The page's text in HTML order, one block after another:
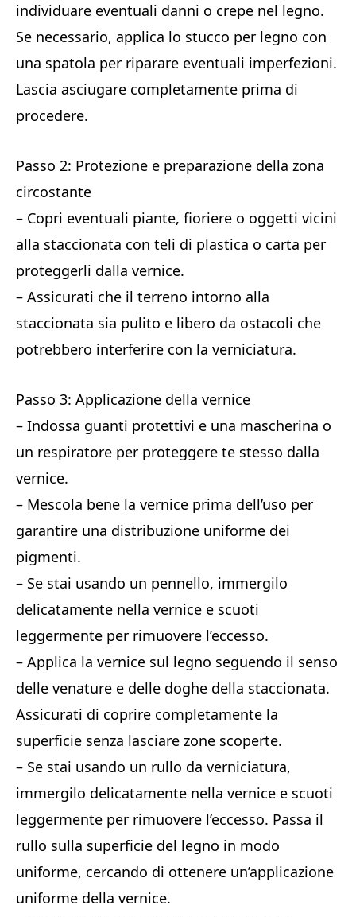
individuare eventuali danni o crepe nel legno.
Se necessario, applica lo stucco per legno con
una spatola per riparare eventuali imperfezioni.
Lascia asciugare completamente prima di
procedere.
Passo 2: Protezione e preparazione della zona
circostante
– Copri eventuali piante, fioriere o oggetti vicini
alla staccionata con teli di plastica o carta per
proteggerli dalla vernice.
– Assicurati che il terreno intorno alla
staccionata sia pulito e libero da ostacoli che
potrebbero interferire con la verniciatura.
Passo 3: Applicazione della vernice
– Indossa guanti protettivi e una mascherina o
un respiratore per proteggere te stesso dalla
vernice.
– Mescola bene la vernice prima dell’uso per
garantire una distribuzione uniforme dei
pigmenti.
– Se stai usando un pennello, immergilo
delicatamente nella vernice e scuoti
leggermente per rimuovere l’eccesso.
– Applica la vernice sul legno seguendo il senso
delle venature e delle doghe della staccionata.
Assicurati di coprire completamente la
superficie senza lasciare zone scoperte.
– Se stai usando un rullo da verniciatura,
immergilo delicatamente nella vernice e scuoti
leggermente per rimuovere l’eccesso. Passa il
rullo sulla superficie del legno in modo
uniforme, cercando di ottenere un’applicazione
uniforme della vernice.